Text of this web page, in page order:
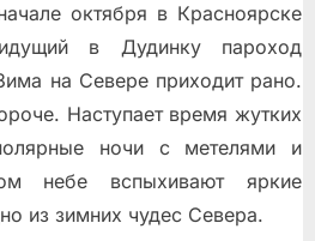
октября в Красноярске
в Дудинку пароход
на Севере приходит рано.
Наступает время жутких
ночи с метелями и
небе вспыхивают яркие
из зимних чудес Севера.